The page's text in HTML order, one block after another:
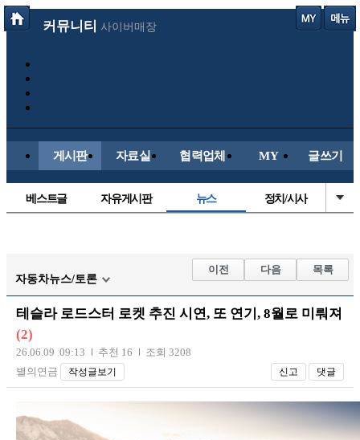
커뮤니티 사이버매장
게시판 자료실 협력업체 MY 글쓰기
베스트글 자유게시판 뉴스 정치/시사
해외축구
국내축구
자동차뉴스/토론
이전 다음 목록
테슬라 로드스터 로켓 추진 시연, 또 연기, 8월로 미뤄져
(2)
26.06.09 09:13 추천 16
조회 3208
별의연금
작성글보기 신고 댓글